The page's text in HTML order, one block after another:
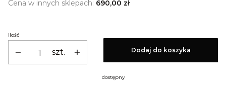
Cena w innych sklepach: 690,00 zł
Ilość
szt. Dodaj do koszyka
dostępny